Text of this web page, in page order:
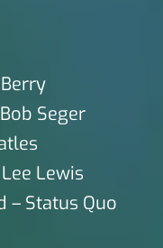
Seger
Lewis
– Status Quo